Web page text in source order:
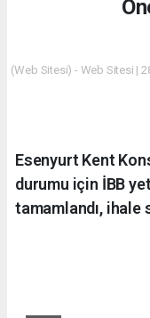
(Web Sitesi) - Web Sitesi |
Esenyurt Kent
durumu için İBB
tamamlandı, ihale